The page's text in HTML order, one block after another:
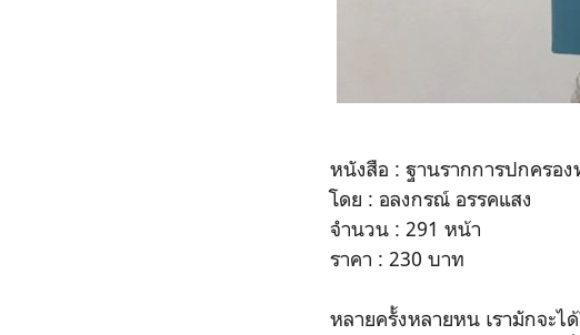
หนังสือ : ฐานรากการปกครอ
โดย : อลงกรณ์ อรรคแสง
จำนวน : 291 หน้า
ราคา : 230 บาท
หลายครั้งหลายหน เรามักจะ